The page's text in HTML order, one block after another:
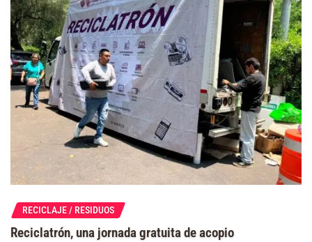
RECICLAJE / RESIDUOS
Reciclatrón, una jornada gratuita de acopio